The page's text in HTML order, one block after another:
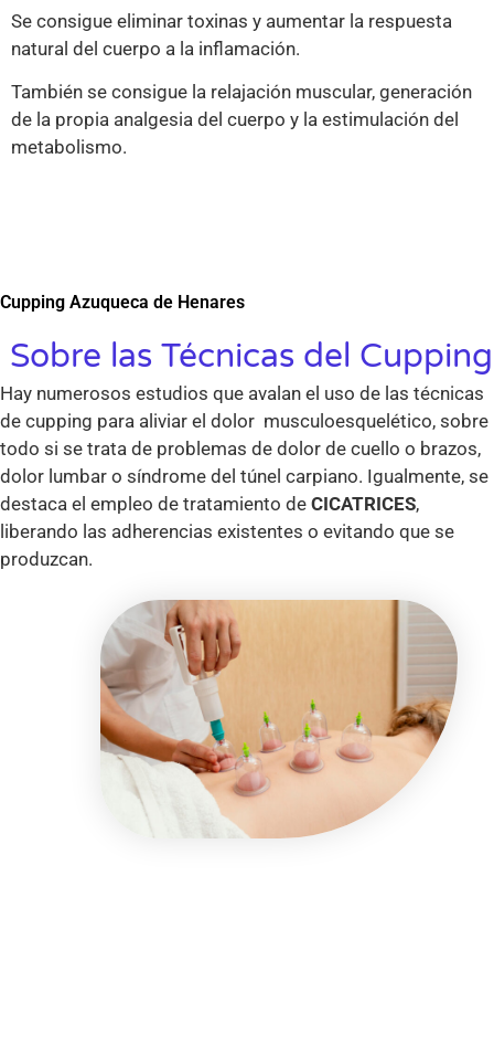
Se consigue eliminar toxinas y aumentar la respuesta
natural del cuerpo a la inflamación.
También se consigue la relajación muscular, generación
de la propia analgesia del cuerpo y la estimulación del
metabolismo.
Cupping Azuqueca de Henares
Sobre las Técnicas del Cupping
Hay numerosos estudios que avalan el uso de las técnicas
de cupping para aliviar el dolor musculoesquelético, sobre
todo si se trata de problemas de dolor de cuello o brazos,
dolor lumbar o síndrome del túnel carpiano. Igualmente, se
destaca el empleo de tratamiento de CICATRICES,
liberando las adherencias existentes o evitando que se
produzcan.